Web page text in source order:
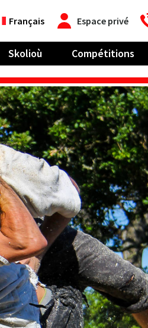
Français Espace privé
Skolioù Compétitions